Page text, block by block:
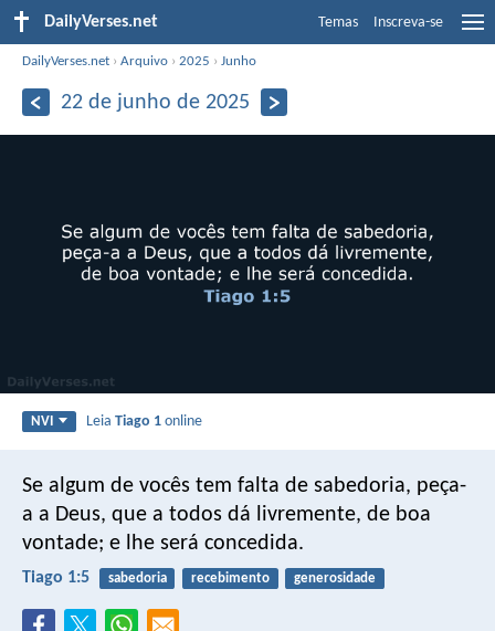
DailyVerses.net Temas Inscreva-se
DailyVerses.net ›Arquivo ›2025 ›Junho
22 de junho de 2025
NVI LeiaTiago 1 online
Se algum de vocês tem falta de sabedoria, peça-
a a Deus, que a todos dá livremente, de boa
vontade; e lhe será concedida.
Tiago 1:5 sabedoria recebimento generosidade